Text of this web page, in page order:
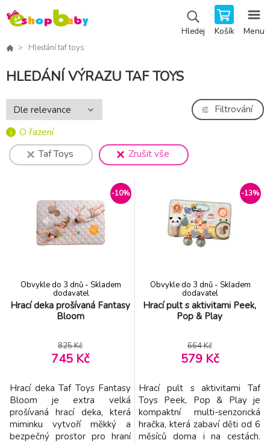
Hledej Košík Menu
Hledání taf toys
HLEDÁNÍ VÝRAZU TAF TOYS
O řazení
Filtrování
Taf Toys Zrušit vše
-10%
Hrací deka prošívaná Fantasy
Bloom
Obvykle do 3 dnů - Skladem
dodavatel
825 Kč
745 Kč
Hrací deka Taf Toys Fantasy
Bloom je extra velká
prošívaná hrací deka, která
miminku vytvoří měkký a
bezpečný prostor pro hraní
-13%
Hrací pult s aktivitami Peek,
Pop & Play
Obvykle do 3 dnů - Skladem
dodavatel
664 Kč
579 Kč
Hrací pult s aktivitami Taf
Toys Peek, Pop & Play je
kompaktní multi-senzorická
hračka, která zabaví děti od 6
měsíců doma i na cestách.